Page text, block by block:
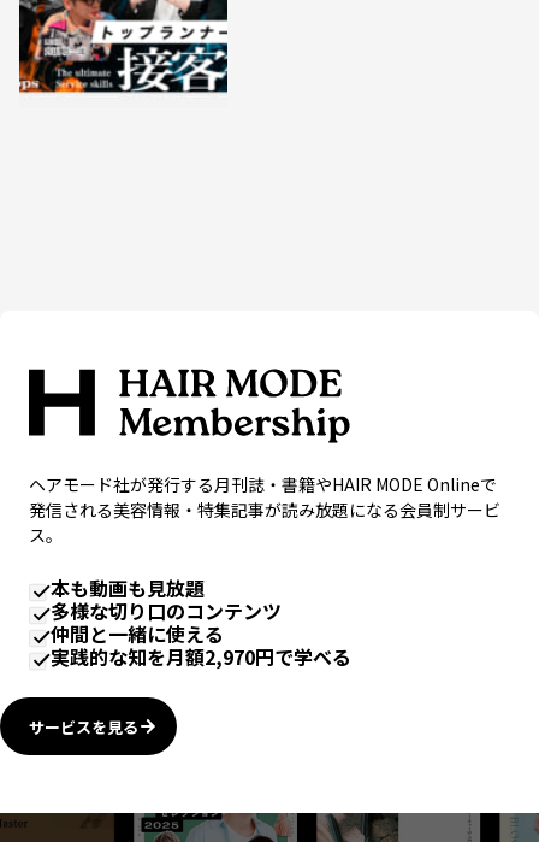
ヘアモード社が発行する月刊誌・書籍やHAIR MODE Onlineで
発信される美容情報・特集記事が読み放題になる会員制サービ
ス。
本も動画も見放題
多様な切り口のコンテンツ
仲間と一緒に使える
実践的な知を月額2,970円で学べる
サービスを見る